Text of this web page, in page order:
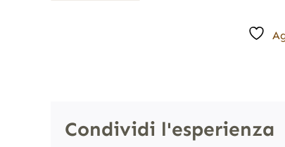
Condividi l'esperienza